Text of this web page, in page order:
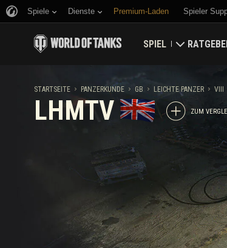
Spiele Dienste Premium-Laden Spieler
SPIEL
Bonuscodes einlösen
Neuigkeiten
Wertungen
Aktualisierungen
Panzerkunde
Erfolge
STARTSEITE PANZERKUNDE GB LEICHTE PANZER VIII
LHMTV ZUM